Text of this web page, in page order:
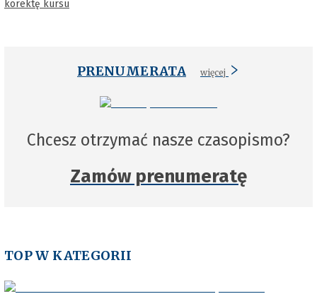
korektę kursu
PRENUMERATA więcej
Chcesz otrzymać nasze czasopismo?
Zamów prenumeratę
TOP W KATEGORII